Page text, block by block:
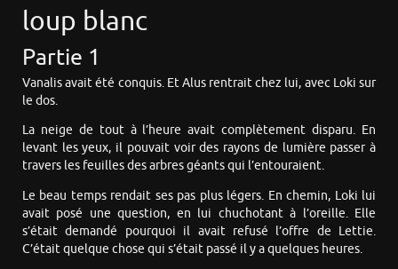
loup blanc
Partie 1
Vanalis avait été conquis. Et Alus rentrait chez lui, avec Loki sur
le dos.
La neige de tout à l’heure avait complètement disparu. En
levant les yeux, il pouvait voir des rayons de lumière passer à
travers les feuilles des arbres géants qui l’entouraient.
Le beau temps rendait ses pas plus légers. En chemin, Loki lui
avait posé une question, en lui chuchotant à l’oreille. Elle
s’était demandé pourquoi il avait refusé l’offre de Lettie.
C’était quelque chose qui s’était passé il y a quelques heures.